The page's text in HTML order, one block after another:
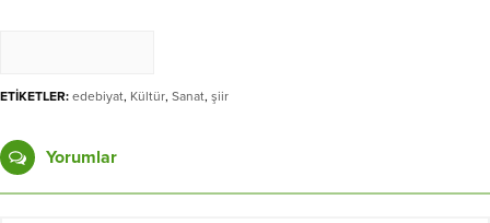
ETİKETLER: edebiyat, Kültür, Sanat, şiir
Yorumlar